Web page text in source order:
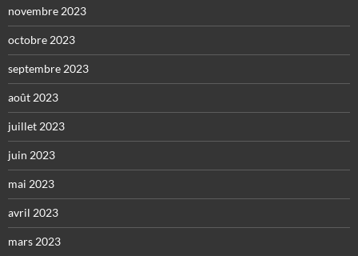
novembre 2023
octobre 2023
septembre 2023
août 2023
juillet 2023
juin 2023
mai 2023
avril 2023
mars 2023